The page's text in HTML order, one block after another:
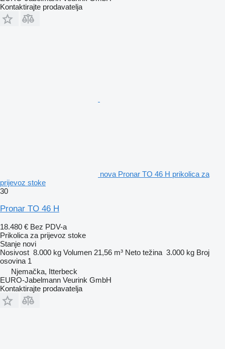
Kontaktirajte prodavatelja
nova Pronar TO 46 H prikolica za
prijevoz stoke
30
Pronar TO 46 H
18.480 € Bez PDV-a
Prikolica za prijevoz stoke
Stanje novi
Nosivost 8.000 kg Volumen 21,56 m³ Neto težina 3.000 kg Broj
osovina 1
Njemačka, Itterbeck
EURO-Jabelmann Veurink GmbH
Kontaktirajte prodavatelja